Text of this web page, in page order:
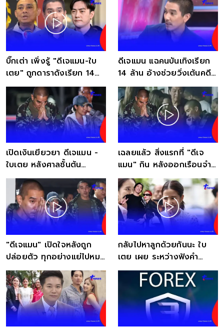
บิ๊กเต่า เพิ่งรู้ "ดีเจแมน-ใบ
เตย" ถูกดาราดังเรียก 14
ล้าน จ่อเรียกเข้าพบ
ดีเจแมน แฉคนบันเทิงเรียก
14 ล้าน อ้างช่วยวิ่งเต้นคดี
เจ็บใจตอนนี้ยังลอยนวล
เปิดเงินเยียวยา ดีเจแมน -
ใบเตย หลังศาลชั้นต้น
ยกฟ้อง ติดคุกฟรี
คดีForex-3D
เฉลยแล้ว สิ่งแรกที่ "ดีเจ
แมน" กิน หลังออกเรือนจำ
พิธีรับขวัญตามความเชื่อ
"ดีเจแมน" เปิดใจหลังถูก
ปล่อยตัว ทุกอย่างแย่ไปหมด
แล้ว ตอบจะฟ้องกลับหรือไม่
กลับไปหาลูกด้วยกันนะ ใบ
เตย เผย ระหว่างฟังคำ
พิพากษา ดีเจแมนร้องไห้
ตลอดเวลา